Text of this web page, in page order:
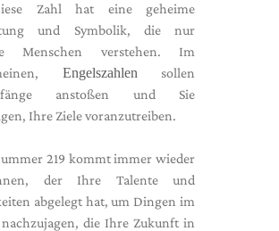
Zahl hat eine geheime
und Symbolik, die nur
Menschen verstehen. Im
Engelszahlen sollen
anstoßen und Sie
Ihre Ziele voranzutreiben.
219 kommt immer wieder
der Ihre Talente und
abgelegt hat, um Dingen im
nachzujagen, die Ihre Zukunft in